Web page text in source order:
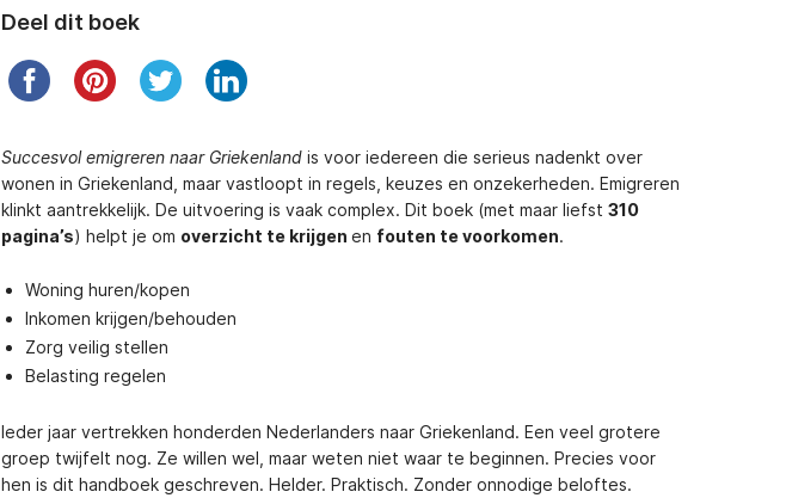
Deel dit boek
Succesvol emigreren naar Griekenland is voor iedereen die serieus nadenkt over
wonen in Griekenland, maar vastloopt in regels, keuzes en onzekerheden. Emigreren
klinkt aantrekkelijk. De uitvoering is vaak complex. Dit boek (met maar liefst 310
pagina’s) helpt je om overzicht te krijgen en fouten te voorkomen.
Woning huren/kopen
Inkomen krijgen/behouden
Zorg veilig stellen
Belasting regelen
Ieder jaar vertrekken honderden Nederlanders naar Griekenland. Een veel grotere
groep twijfelt nog. Ze willen wel, maar weten niet waar te beginnen. Precies voor
hen is dit handboek geschreven. Helder. Praktisch. Zonder onnodige beloftes.